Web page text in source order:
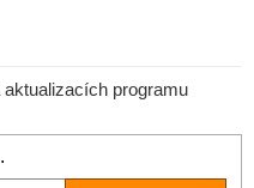
programu